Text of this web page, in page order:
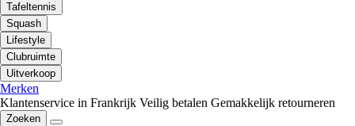
Tafeltennis
Squash
Lifestyle
Clubruimte
Uitverkoop
Merken
Klantenservice in Frankrijk Veilig betalen Gemakkelijk retourneren
Zoeken